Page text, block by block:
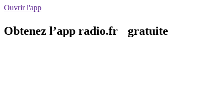
Ouvrir l'app
Obtenez l’app radio.fr gratuite